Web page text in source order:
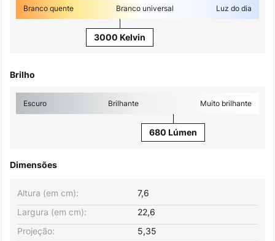
Branco quente Branco universal Luz do dia
3000 Kelvin
Brilho
Escuro Brilhante Muito brilhante
680 Lúmen
Dimensões
Largura (em cm): 22,6
Altura (em cm): 7,6
Projeção: 5,35